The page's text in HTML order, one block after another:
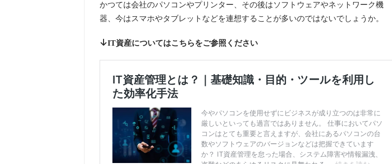
かつては会社のパソコンやプリンター、その後はソフトウェアやネットワーク機
器、今はスマホやタブレットなどを連想することが多いのではないでしょうか。
IT資産についてはこちらをご参照ください